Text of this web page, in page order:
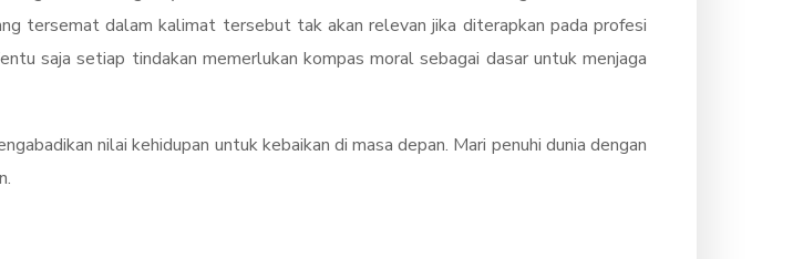
tersemat dalam kalimat tersebut tak akan relevan jika diterapkan pada profesi
saja setiap tindakan memerlukan kompas moral sebagai dasar untuk menjaga
nilai kehidupan untuk kebaikan di masa depan. Mari penuhi dunia dengan